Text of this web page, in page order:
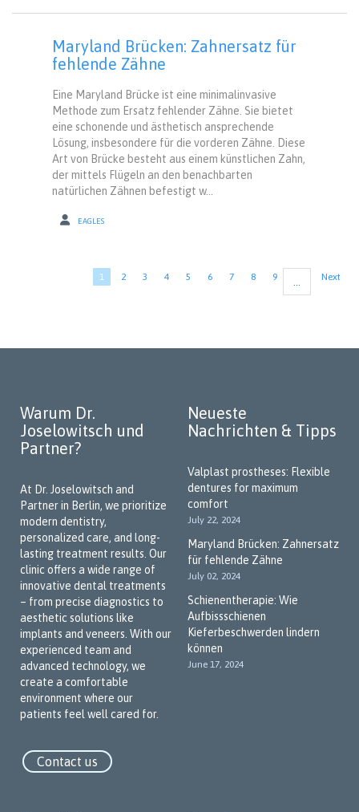
Maryland Brücken: Zahnersatz für
fehlende Zähne
Eine Maryland Brücke ist eine minimalinvasive
Methode zum Ersatz fehlender Zähne. Sie bietet
eine schonende und ästhetisch ansprechende
Lösung, insbesondere für die vorderen Zähne. Diese
Art von Brücke besteht aus einem künstlichen Zahn,
der mittels Flügeln an den benachbarten
natürlichen Zähnen befestigt w...
EAGLES
Current
page
1 Page
2 Page
3 Page
4 Page
5 Page
6 Page
7 Page
8 Page
9 …
Next
Next
Warum Dr.
Joselowitsch und
Partner?
At Dr. Joselowitsch and
Partner in Berlin, we prioritize
modern dentistry,
personalized care, and long-
lasting treatment results. Our
clinic offers a wide range of
innovative dental treatments
– from precise diagnostics to
aesthetic solutions like
implants and veneers. With our
experienced team and
advanced technology, we
create a comfortable
environment where our
patients feel well cared for.
Contact us
Neueste
Nachrichten & Tipps
Valplast prostheses: Flexible
dentures for maximum
comfort
July 22, 2024
Maryland Brücken: Zahnersatz
für fehlende Zähne
July 02, 2024
Schienentherapie: Wie
Aufbissschienen
Kieferbeschwerden lindern
können
June 17, 2024